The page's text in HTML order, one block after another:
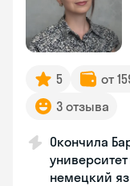
5 от
3 отзыва
Окончила
немецкий